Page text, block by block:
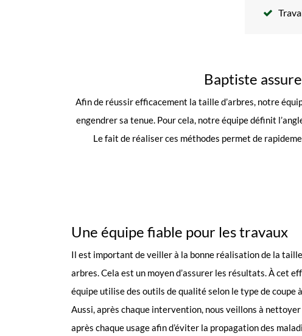
Baptiste
Afin de réussir efficacement la taille d’arbres, notre
engendrer sa tenue. Pour cela, notre équipe définit
Le fait de réaliser ces méthodes permet de
Une équipe fiable pour les travaux
Il est important de veiller à la bonne réalisation de la
arbres. Cela est un moyen d’assurer les résultats. À cet
équipe utilise des outils de qualité selon le type de coupe
Aussi, après chaque intervention, nous veillons à
après chaque usage afin d’éviter la propagation des